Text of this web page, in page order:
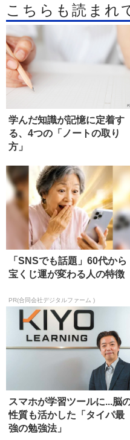
こちらも読まれ
学んだ知識が記憶に定着す
る、4つの「ノートの取り
方」
「SNSでも話題」60代から
宝くじ運が変わる人の特徴
PR(合同会社デジタルファーム )
スマホが学習ツールに...脳
性質も活かした「タイパ最
強の勉強法」